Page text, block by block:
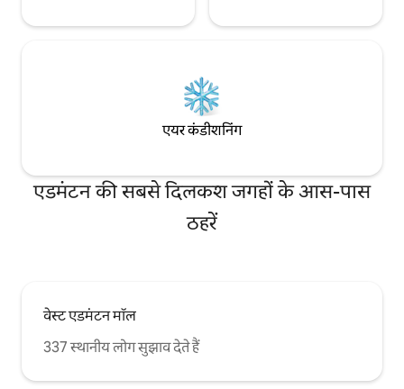
एयर कंडीशनिंग
एडमंटन की सबसे दिलकश जगहों के आस-पास
ठहरें
वेस्ट एडमंटन मॉल
337 स्थानीय लोग सुझाव देते हैं